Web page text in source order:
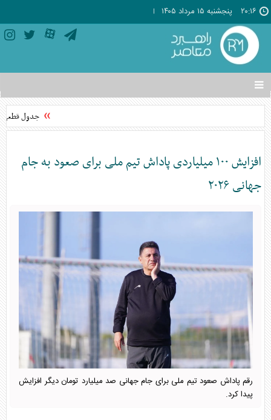
۲۰:۱۶ پنجشنبه ۱۵ مرداد ۱۴۰۵
تغییر
وضعیت
منوی
ها
جدول قطعی برق استان
افزایش ۱۰۰ میلیاردی پاداش تیم ملی برای صعود به جام
جهانی ۲۰۲۶
رقم پاداش صعود تیم ملی برای جام جهانی صد میلیارد تومان دیگر افزایش
پیدا کرد.